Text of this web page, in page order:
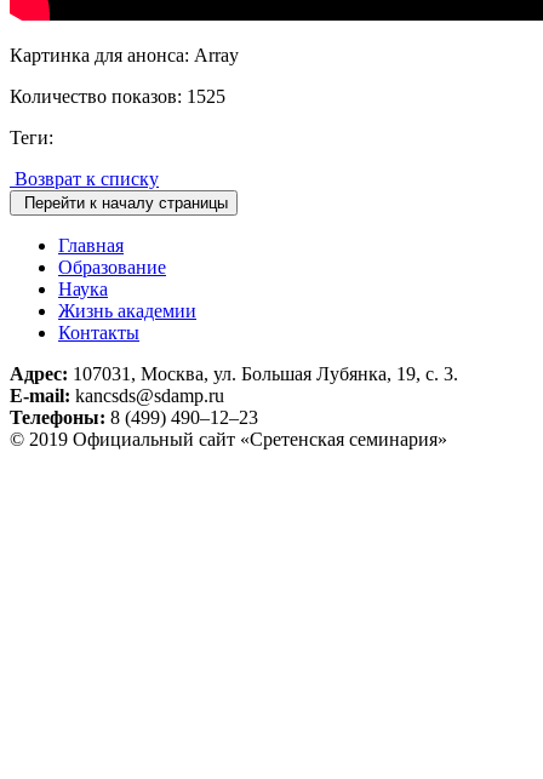
Картинка для анонса: Array
Количество показов: 1525
Теги:
Возврат к списку
Перейти к началу страницы
Главная
Образование
Наука
Жизнь академии
Контакты
Адрес: 107031, Москва, ул. Большая Лубянка, 19, с. 3.
E-mail: kancsds@sdamp.ru
Телефоны: 8 (499) 490–12–23
© 2019 Официальный сайт «Сретенская семинария»